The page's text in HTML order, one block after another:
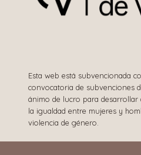
Esta web está subvencionada
convocatoria de subvenciones
ánimo de lucro para desarrollar
la igualdad entre mujeres y
violencia de género.